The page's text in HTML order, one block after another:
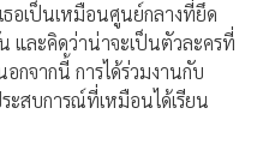
อเป็นเหมือนศูนย์กลางที่ยึด
และคิดว่าน่าจะเป็นตัวละครที่
กจากนี้ การได้ร่วมงานกับ
ะสบการณ์ที่เหมือนได้เรียน